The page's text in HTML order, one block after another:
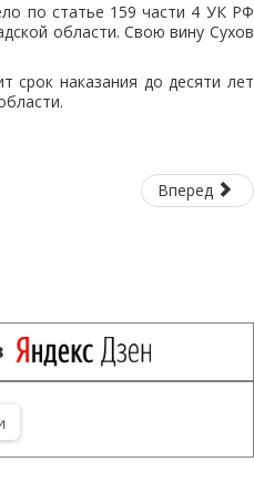
по статье 159 части 4 УК РФ
области. Свою вину Сухов
срок наказания до десяти лет
Вперед